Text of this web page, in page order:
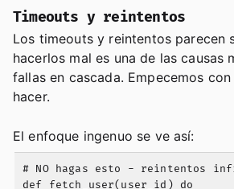
Timeouts y reintentos
Los timeouts y reintentos parecen
hacerlos mal es una de las causas
fallas en cascada. Empecemos
hacer.
El enfoque ingenuo se ve así:
# NO hagas esto - reintentos
def fetch_user(user_id) do